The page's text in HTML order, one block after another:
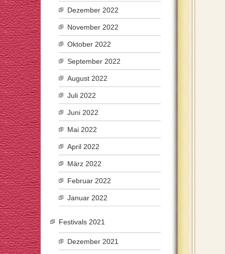
Dezember 2022
November 2022
Oktober 2022
September 2022
August 2022
Juli 2022
Juni 2022
Mai 2022
April 2022
März 2022
Februar 2022
Januar 2022
Festivals 2021
Dezember 2021